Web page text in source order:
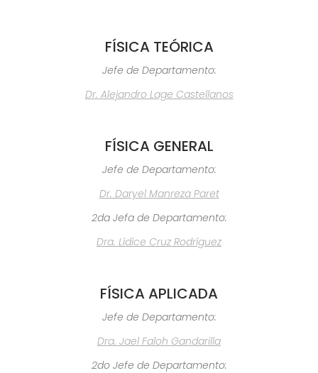
FÍSICA TEÓRICA
Jefe de Departamento:
Dr. Alejandro Lage Castellanos
FÍSICA GENERAL
Jefe de Departamento:
Dr. Daryel Manreza Paret
2da Jefa de Departamento:
Dra. Lídice Cruz Rodríguez
FÍSICA APLICADA
Jefe de Departamento:
Dra. Jael Faloh Gandarilla
2do Jefe de Departamento: